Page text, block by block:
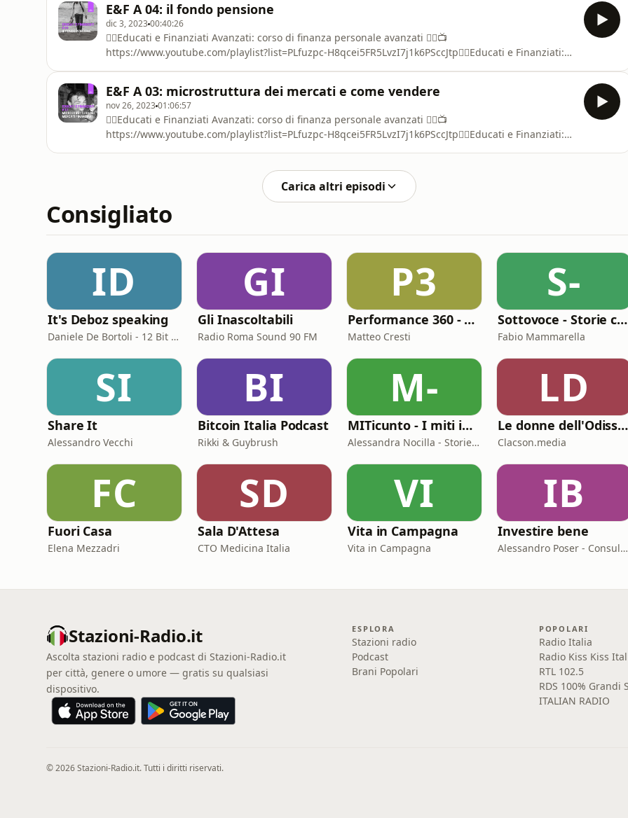
base base 👇🏻📺 https:/
E&F A 04: il fondo pensione
dic 3, 202300:40:26
👇🏻Educati e Finanziati Avanzati: corso di finanza personale avanzati 👇🏻📺
https://www.youtube.com/playlist?list=PLfuzpc-H8qcei5FR5LvzI7j1k6PSccJtp👇🏻Educati e Finanziati:
https://open.spotify.com/show/1utCuF4ez0wNuwa5yx7yGJ👇🏻Educati e Incasellati: corso Excel d
E&F A 03: microstruttura dei mercati e come vendere
nov 26, 202301:06:57
👇🏻Educati e Finanziati Avanzati: corso di finanza personale avanzati 👇🏻📺
https://www.youtube.com/playlist?list=PLfuzpc-H8qcei5FR5LvzI7j1k6PSccJtp👇🏻Educati e Finanziati:
https://open.spotify.com/show/1utCuF4ez0wNuwa5yx7yGJ👇🏻Educati e Incasellati: corso Excel d
Carica altri episodi
Consigliato
ID
It's Deboz speaking
Daniele De Bortoli - 12 Bit Retrogaming Trieste
GI
Gli Inascoltabili
Radio Roma Sound 90 FM
P3
Performance 360 - Prestazione e Benessere
Matteo Cresti
S-
Sottovoce - Storie criminali
Fabio Mammarella
SI
Share It
Alessandro Vecchi
BI
Bitcoin Italia Podcast
Rikki & Guybrush
M-
MITicunto - I miti in prima persona
Alessandra Nocilla - Storielibere.fm
LD
Le donne dell'Odissea
Clacson.media
FC
Fuori Casa
Elena Mezzadri
SD
Sala D'Attesa
CTO Medicina Italia
VI
Vita in Campagna
Vita in Campagna
IB
Investire bene
Alessandro Poser - Consulente Finanziario Fineco
Stazioni-Radio.it
Ascolta stazioni radio e podcast di Stazioni-Radio.it
per città, genere o umore — gratis su qualsiasi
dispositivo.
ESPLORA
Stazioni radio
Podcast
Brani Popolari
POPOLARI
Radio Italia
Radio Kiss Kiss
RTL 102.5
RDS 100% Grandi
ITALIAN RADIO
© 2026 Stazioni-Radio.it. Tutti i diritti riservati.